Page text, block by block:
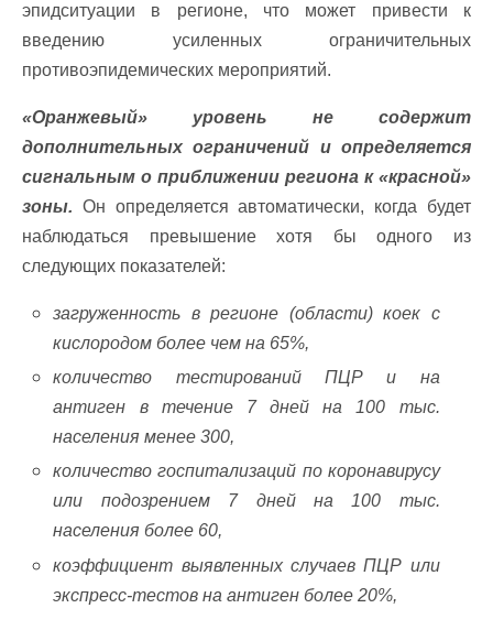
эпидситуации в регионе, что может привести к
введению усиленных ограничительных
противоэпидемических мероприятий.
«Оранжевый» уровень не содержит
дополнительных ограничений и определяется
сигнальным о приближении региона к «красной»
зоны. Он определяется автоматически, когда будет
наблюдаться превышение хотя бы одного из
следующих показателей:
загруженность в регионе (области) коек с
кислородом более чем на 65%,
количество тестирований ПЦР и на
антиген в течение 7 дней на 100 тыс.
населения менее 300,
количество госпитализаций по коронавирусу
или подозрением 7 дней на 100 тыс.
населения более 60,
коэффициент выявленных случаев ПЦР или
экспресс-тестов на антиген более 20%,